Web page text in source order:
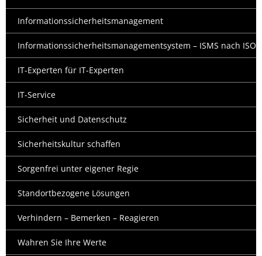
Informationssicherheitsmanagement
Informationssicherheitsmanagementsystem – ISMS nach ISO
IT-Experten für IT-Experten
IT-Service
Sicherheit und Datenschutz
Sicherheitskultur schaffen
Sorgenfrei unter eigener Regie
Standortbezogene Lösungen
Verhindern – Bemerken – Reagieren
Wahren Sie Ihre Werte